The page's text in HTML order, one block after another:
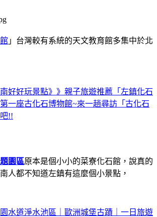
」台灣較有系統的天文教育館多集中於北
南好好玩景點》》親子旅遊推薦「左鎮化石
一座古化石博物館~來一趟尋訪「古化石
!!
園區原本是個小小的菜寮化石館，說真的
人都不知道左鎮有這麼個小景點，
園水道淨水池區｜歐洲城堡古蹟｜一日旅遊